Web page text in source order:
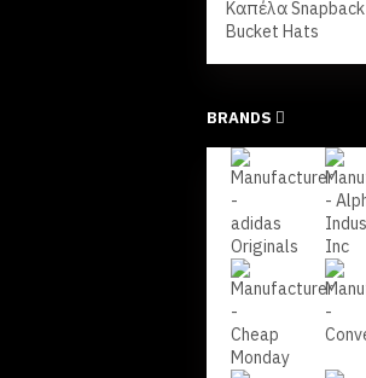
Καπέλα Snapback
Bucket Hats
BRANDS